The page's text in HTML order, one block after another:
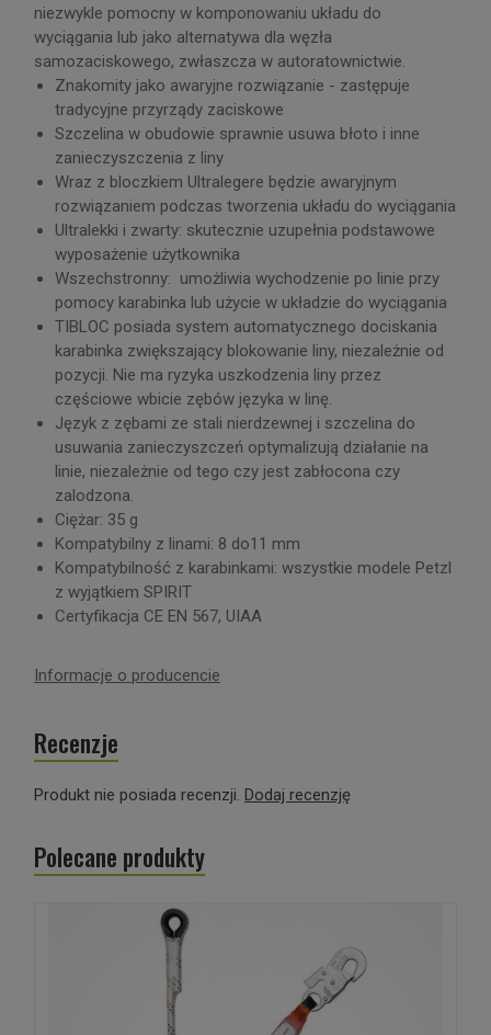
niezwykle pomocny w komponowaniu układu do
wyciągania lub jako alternatywa dla węzła
samozaciskowego, zwłaszcza w autoratownictwie.
Znakomity jako awaryjne rozwiązanie - zastępuje
tradycyjne przyrządy zaciskowe
Szczelina w obudowie sprawnie usuwa błoto i inne
zanieczyszczenia z liny
Wraz z bloczkiem Ultralegere będzie awaryjnym
rozwiązaniem podczas tworzenia układu do wyciągania
Ultralekki i zwarty: skutecznie uzupełnia podstawowe
wyposażenie użytkownika
Wszechstronny: umożliwia wychodzenie po linie przy
pomocy karabinka lub użycie w układzie do wyciągania
TIBLOC posiada system automatycznego dociskania
karabinka zwiększający blokowanie liny, niezależnie od
pozycji. Nie ma ryzyka uszkodzenia liny przez
częściowe wbicie zębów języka w linę.
Język z zębami ze stali nierdzewnej i szczelina do
usuwania zanieczyszczeń optymalizują działanie na
linie, niezależnie od tego czy jest zabłocona czy
zalodzona.
Ciężar: 35 g
Kompatybilny z linami: 8 do11 mm
Kompatybilność z karabinkami: wszystkie modele Petzl
z wyjątkiem SPIRIT
Certyfikacja CE EN 567, UIAA
Informacje o producencie
Recenzje
Produkt nie posiada recenzji. Dodaj recenzję
Polecane produkty